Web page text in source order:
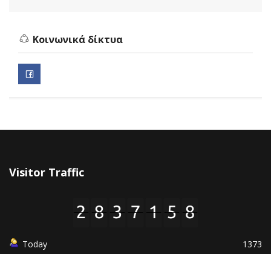
Κοινωνικά δίκτυα
Visitor Traffic
Today 1373